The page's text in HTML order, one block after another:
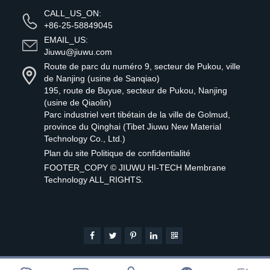
CALL_US_ON:
+86-25-58849045
EMAIL_US:
Jiuwu@jiuwu.com
Route de parc du numéro 9, secteur de Pukou, ville
de Nanjing (usine de Sanqiao)
195, route de Buyue, secteur de Pukou, Nanjing
(usine de Qiaolin)
Parc industriel vert tibétain de la ville de Golmud,
province du Qinghai (Tibet Jiuwu New Material
Technology Co., Ltd.)
Plan du site Politique de confidentialité
FOOTER_COPY © JIUWU HI-TECH Membrane
TechnologyALL_RIGHTS.